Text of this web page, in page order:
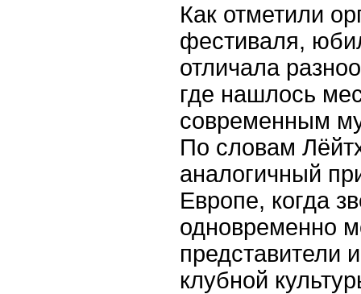
Как отметили
фестиваля,
отличала
где нашлось
современным
По словам
аналогичный
Европе, когда
одновременно
представители
клубной